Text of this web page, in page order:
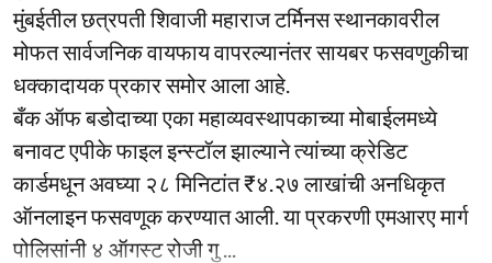
मुंबईतील छत्रपती शिवाजी महाराज टर्मिनस स्थानकावरील
मोफत सार्वजनिक वायफाय वापरल्यानंतर सायबर फसवणुकीचा
धक्कादायक प्रकार समोर आला आहे.
बँक ऑफ बडोदाच्या एका महाव्यवस्थापकाच्या मोबाईलमध्ये
बनावट एपीके फाइल इन्स्टॉल झाल्याने त्यांच्या क्रेडिट
कार्डमधून अवघ्या २८ मिनिटांत ₹४.२७ लाखांची अनधिकृत
ऑनलाइन फसवणूक करण्यात आली. या प्रकरणी एमआरए मार्ग
पोलिसांनी ४ ऑगस्ट रोजी गु ...